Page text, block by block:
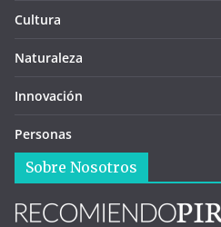
Cultura
Naturaleza
Innovación
Personas
Sobre Nosotros